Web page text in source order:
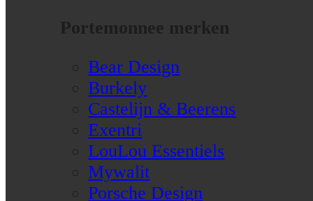
Portemonnee merken
Bear Design
Burkely
Castelijn & Beerens
Exentri
LouLou Essentiels
Mywalit
Porsche Design